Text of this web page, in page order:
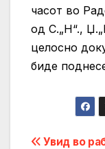
часот во
од С.„Н“.,
целосно
биде
Увид во